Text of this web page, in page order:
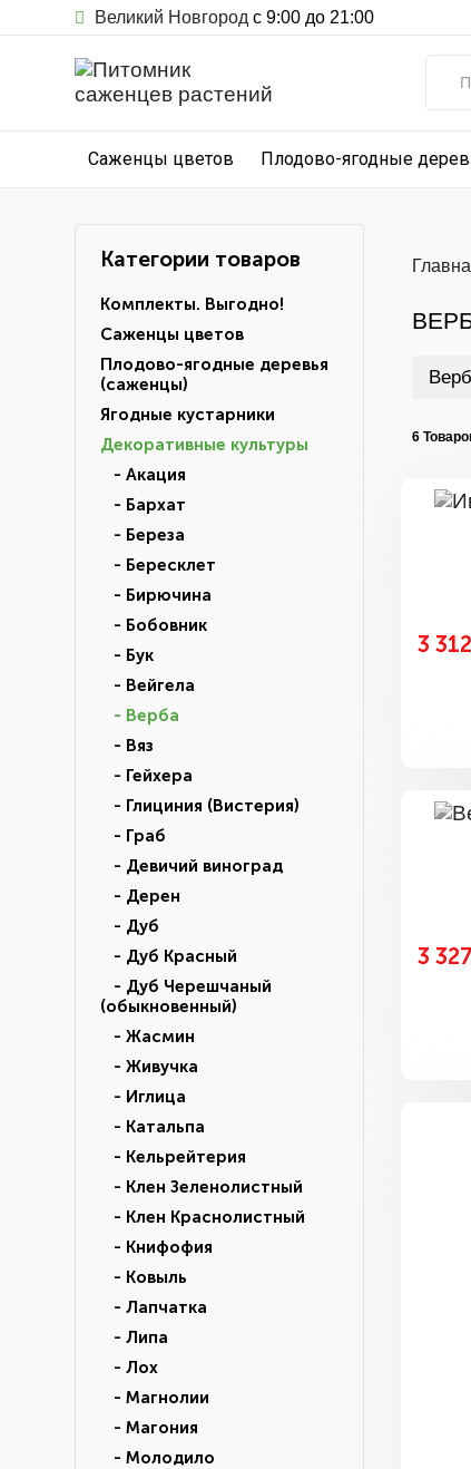
Великий Новгород с 9:00 до 21:00
Саженцы цветов Плодово-ягодные
Категории товаров
Комплекты. Выгодно!
Саженцы цветов
Плодово-ягодные деревья
(саженцы)
Ягодные кустарники
Декоративные культуры
- Акация
- Бархат
- Береза
- Бересклет
- Бирючина
- Бобовник
- Бук
- Вейгела
- Верба
- Вяз
- Гейхера
- Глициния (Вистерия)
- Граб
- Девичий виноград
- Дерен
- Дуб
- Дуб Красный
- Дуб Черешчаный
(обыкновенный)
- Жасмин
- Живучка
- Иглица
- Катальпа
- Кельрейтерия
- Клен Зеленолистный
- Клен Краснолистный
- Книфофия
- Ковыль
- Лапчатка
- Липа
- Лох
- Магнолии
- Магония
- Молодило
6
3
3